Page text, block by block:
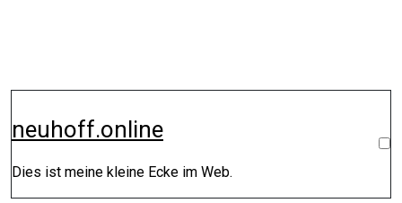
neuhoff.online
Dies ist meine kleine Ecke im Web.